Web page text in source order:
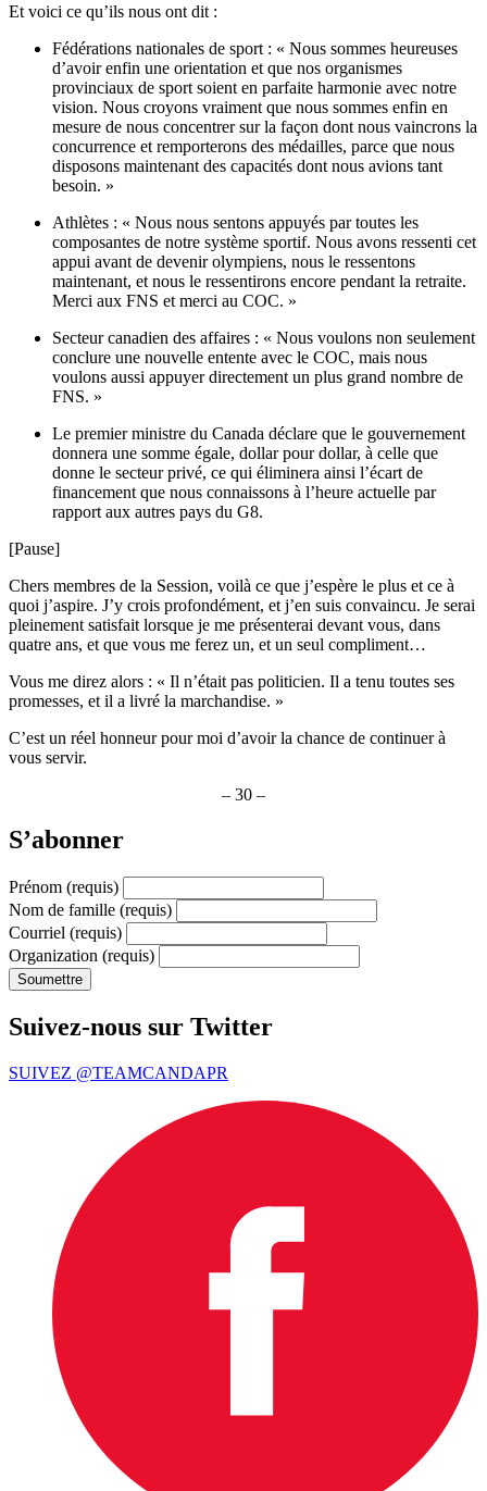
Et voici ce qu’ils nous ont dit :
Fédérations nationales de sport : « Nous sommes heureuses
d’avoir enfin une orientation et que nos organismes
provinciaux de sport soient en parfaite harmonie avec notre
vision. Nous croyons vraiment que nous sommes enfin en
mesure de nous concentrer sur la façon dont nous vaincrons la
concurrence et remporterons des médailles, parce que nous
disposons maintenant des capacités dont nous avions tant
besoin. »
Athlètes : « Nous nous sentons appuyés par toutes les
composantes de notre système sportif. Nous avons ressenti cet
appui avant de devenir olympiens, nous le ressentons
maintenant, et nous le ressentirons encore pendant la retraite.
Merci aux FNS et merci au COC. »
Secteur canadien des affaires : « Nous voulons non seulement
conclure une nouvelle entente avec le COC, mais nous
voulons aussi appuyer directement un plus grand nombre de
FNS. »
Le premier ministre du Canada déclare que le gouvernement
donnera une somme égale, dollar pour dollar, à celle que
donne le secteur privé, ce qui éliminera ainsi l’écart de
financement que nous connaissons à l’heure actuelle par
rapport aux autres pays du G8.
[Pause]
Chers membres de la Session, voilà ce que j’espère le plus et ce à
quoi j’aspire. J’y crois profondément, et j’en suis convaincu. Je serai
pleinement satisfait lorsque je me présenterai devant vous, dans
quatre ans, et que vous me ferez un, et un seul compliment…
Vous me direz alors : « Il n’était pas politicien. Il a tenu toutes ses
promesses, et il a livré la marchandise. »
C’est un réel honneur pour moi d’avoir la chance de continuer à
vous servir.
– 30 –
S’abonner
Prénom (requis)
Nom de famille (requis)
Courriel (requis)
Organization (requis)
Suivez-nous sur Twitter
SUIVEZ @TEAMCANDAPR